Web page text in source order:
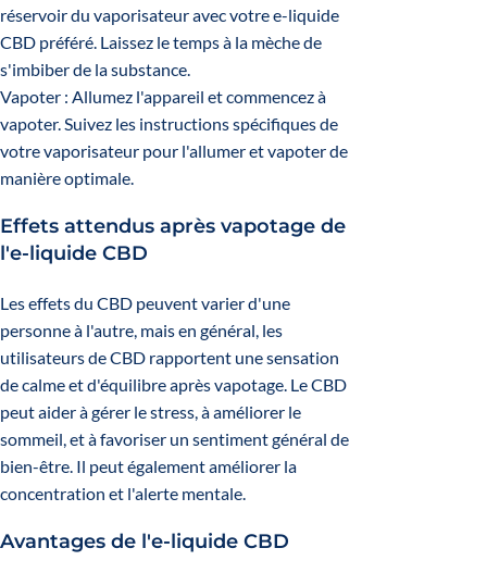
réservoir du vaporisateur avec votre e-liquide
CBD préféré. Laissez le temps à la mèche de
s'imbiber de la substance.
Vapoter : Allumez l'appareil et commencez à
vapoter. Suivez les instructions spécifiques de
votre vaporisateur pour l'allumer et vapoter de
manière optimale.
Effets attendus après vapotage de
l'e-liquide CBD
Les effets du CBD peuvent varier d'une
personne à l'autre, mais en général, les
utilisateurs de CBD rapportent une sensation
de calme et d'équilibre après vapotage. Le CBD
peut aider à gérer le stress, à améliorer le
sommeil, et à favoriser un sentiment général de
bien-être. Il peut également améliorer la
concentration et l'alerte mentale.
Avantages de l'e-liquide CBD